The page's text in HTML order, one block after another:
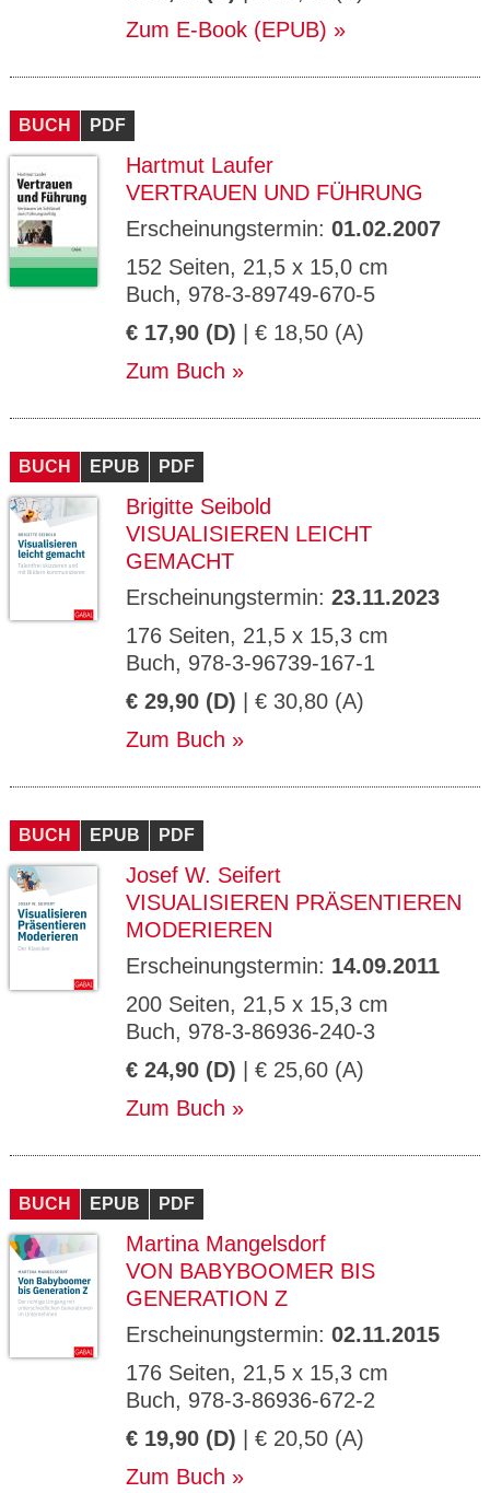
Zum E-Book (EPUB)
BUCH PDF
Hartmut Laufer
VERTRAUEN UND FÜHRUNG
Erscheinungstermin: 01.02.2007
152 Seiten, 21,5 x 15,0 cm
Buch, 978-3-89749-670-5
€ 17,90 (D) | € 18,50 (A)
Zum Buch
BUCH EPUB PDF
Brigitte Seibold
VISUALISIEREN LEICHT
GEMACHT
Erscheinungstermin: 23.11.2023
176 Seiten, 21,5 x 15,3 cm
Buch, 978-3-96739-167-1
€ 29,90 (D) | € 30,80 (A)
Zum Buch
BUCH EPUB PDF
Josef W. Seifert
VISUALISIEREN PRÄSENTIEREN
MODERIEREN
Erscheinungstermin: 14.09.2011
200 Seiten, 21,5 x 15,3 cm
Buch, 978-3-86936-240-3
€ 24,90 (D) | € 25,60 (A)
Zum Buch
BUCH EPUB PDF
Martina Mangelsdorf
VON BABYBOOMER BIS
GENERATION Z
Erscheinungstermin: 02.11.2015
176 Seiten, 21,5 x 15,3 cm
Buch, 978-3-86936-672-2
€ 19,90 (D) | € 20,50 (A)
Zum Buch